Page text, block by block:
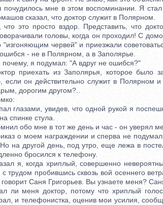
мне в этом воспоминании. Я стал
сказал, что доктор служит в Полярном.
просто вздор. Представить, что
головы, когда он проходил! С
червей" и приезжали
- не в Полярном, а в Заполярье.
я подумал: "А вдруг не ошибся?"
из Заполярья, которое было за
если он действительно служит в Полярном
дорогим другом?..
увидев, что одной рукой я
спинке стула.
обо мне в тот же день и час - он уверял
о моем награждении и сперва не
на другой день, под утро, еще лежа в
бросился к телефону.
я, когда хриплый, совершенно
трудом пробившись сквозь вой осеннего
Саня Григорьев. Вы узнаете меня?
меня доктор, потому что хриплый
и телефонистка, оценив мои усилия,